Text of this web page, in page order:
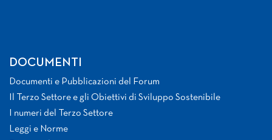
DOCUMENTI
Documenti e Pubblicazioni del Forum
Il Terzo Settore e gli Obiettivi di Sviluppo Sostenibile
I numeri del Terzo Settore
Leggi e Norme